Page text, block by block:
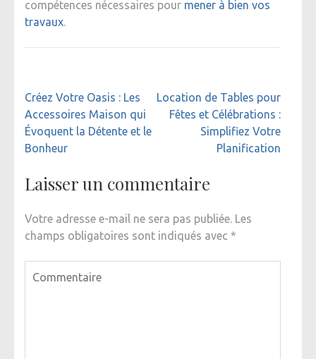
compétences nécessaires pour mener à bien vos
travaux
Navigation
de
l’article
Créez Votre Oasis : Les
Accessoires Maison qui
Évoquent la Détente et le
Bonheur
Location de Tables pour
Fêtes et Célébrations :
Simplifiez Votre
Planification
Laisser un commentaire
Votre adresse e-mail ne sera pas publiée. Les
champs obligatoires sont indiqués avec *